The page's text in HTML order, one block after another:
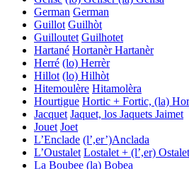
German German
Guillot Guilhòt
Guilloutet Guilhotet
Hartané Hortanèr Hartanèr
Herré (lo) Herrèr
Hillot (lo) Hilhòt
Hitemoulère Hitamolèra
Hourtigue Hortic + Fortic, (la)
Jacquet Jaquet, los Jaquets Jaimet
Jouet Joet
L’Enclade (l’,er’)Anclada
L’Oustalet Lostalet + (l’,er) Ostalet
La Boubee (la) Bobea